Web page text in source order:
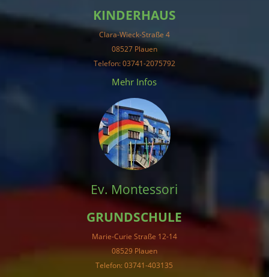
KINDERHAUS
Clara-Wieck-Straße 4
08527 Plauen
Telefon: 03741-2075792
Mehr Infos
Ev. Montessori
GRUNDSCHULE
Marie-Curie Straße 12-14
08529 Plauen
Telefon: 03741-403135